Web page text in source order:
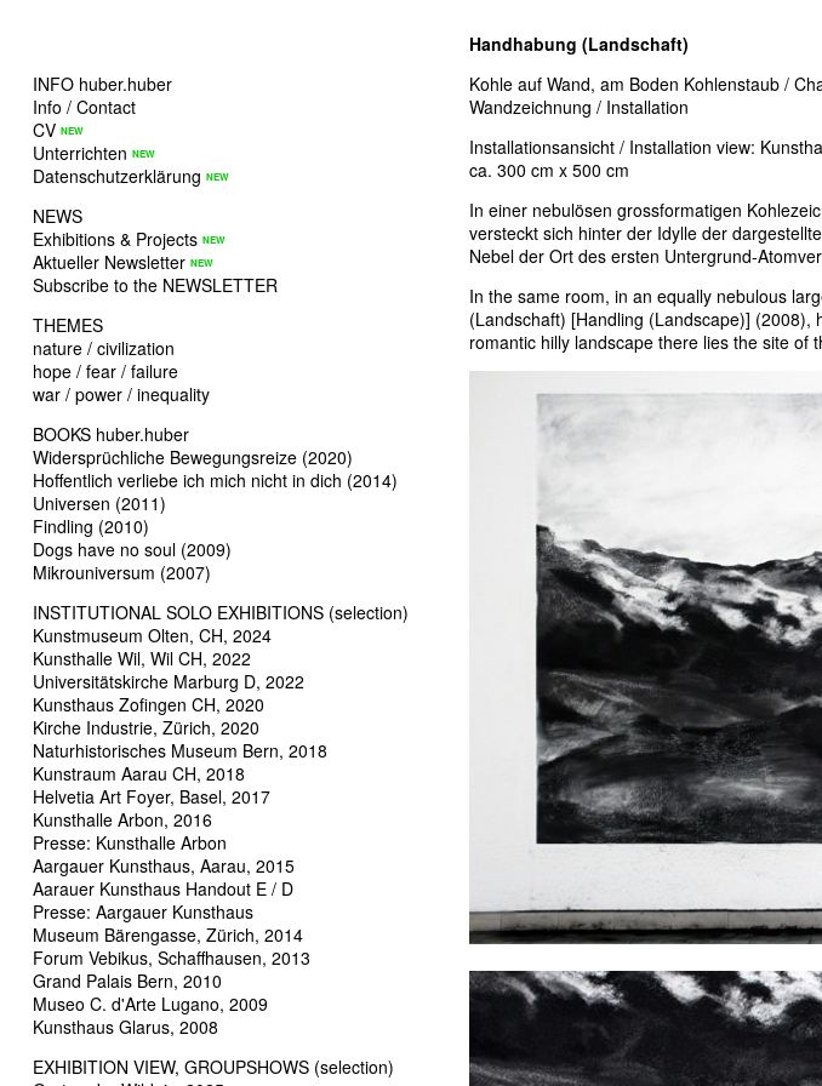
INFO huber.huber
Info / Contact
CV
Unterrichten
Datenschutzerklärung
NEWS
Exhibitions & Projects
Aktueller Newsletter
Subscribe to the NEWSLETTER
THEMES
nature / civilization
hope / fear / failure
war / power / inequality
BOOKS huber.huber
Widersprüchliche Bewegungsreize (2020)
Hoffentlich verliebe ich mich nicht in dich (2014)
Universen (2011)
Findling (2010)
Dogs have no soul (2009)
Mikrouniversum (2007)
INSTITUTIONAL SOLO EXHIBITIONS (selection)
Kunstmuseum Olten, CH, 2024
Kunsthalle Wil, Wil CH, 2022
Universitätskirche Marburg D, 2022
Kunsthaus Zofingen CH, 2020
Kirche Industrie, Zürich, 2020
Naturhistorisches Museum Bern, 2018
Kunstraum Aarau CH, 2018
Helvetia Art Foyer, Basel, 2017
Kunsthalle Arbon, 2016
Presse: Kunsthalle Arbon
Aargauer Kunsthaus, Aarau, 2015
Aarauer Kunsthaus Handout E / D
Presse: Aargauer Kunsthaus
Museum Bärengasse, Zürich, 2014
Forum Vebikus, Schaffhausen, 2013
Grand Palais Bern, 2010
Museo C. d'Arte Lugano, 2009
Kunsthaus Glarus, 2008
EXHIBITION VIEW, GROUPSHOWS (selection)
Handhabung (Landschaft)
Kohle auf Wand, am Boden Kohlenstaub /
Wandzeichnung / Installation
Installationsansicht / Installation view:
ca. 300 cm x 500 cm
In einer nebulösen grossformatigen
versteckt sich hinter der Idylle der
Nebel der Ort des ersten Untergrund-
In the same room, in an equally nebulous
(Landschaft) [Handling (Landscape)]
romantic hilly landscape there lies the site of